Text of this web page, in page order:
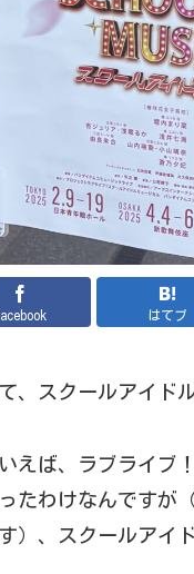
はてブ
スクールアイド
えば、ラブライブ
たわけなんです
）、スクールアイ